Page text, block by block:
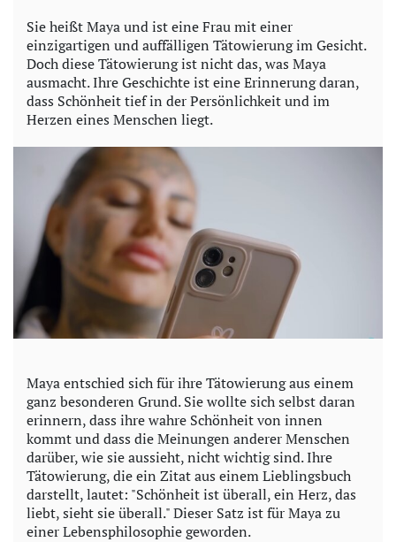
y
V
i
d
Sie heißt Maya und ist eine Frau mit einer
einzigartigen und auffälligen Tätowierung im Gesicht.
Doch diese Tätowierung ist nicht das, was Maya
ausmacht. Ihre Geschichte ist eine Erinnerung daran,
dass Schönheit tief in der Persönlichkeit und im
Herzen eines Menschen liegt.
Maya entschied sich für ihre Tätowierung aus einem
ganz besonderen Grund. Sie wollte sich selbst daran
erinnern, dass ihre wahre Schönheit von innen
kommt und dass die Meinungen anderer Menschen
darüber, wie sie aussieht, nicht wichtig sind. Ihre
Tätowierung, die ein Zitat aus einem Lieblingsbuch
darstellt, lautet: "Schönheit ist überall, ein Herz, das
liebt, sieht sie überall." Dieser Satz ist für Maya zu
einer Lebensphilosophie geworden.